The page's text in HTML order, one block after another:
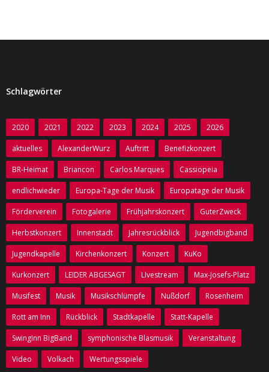
- Vorstand
- Kontakt zu uns
- Mitglied werden
Förderverein
Sponsoren
Backstage
- Ausgabe 1 /Herbst 2014
- Ausgabe 2 /Juli 2015
- Ausgabe 3 /Dezember 2015
- Ausgabe 4 /April 2017
Schlagwörter
2020 2021 2022 2023 2024 2025 2026
aktuelles AlexanderWurz Auftritt Benefizkonzert
BR-Heimat Briancon Carlos Marques Cassiopeia
endlichwieder Europa-Tage der Musik Europatage der Musik
Förderverein Fotogalerie Frühjahrskonzert GuterZweck
Herbstkonzert Innenstadt Jahresrückblick Jugendbigband
Jugendkapelle Kirchenkonzert Konzert KuKo
Kurkonzert LEIDER ABGESAGT LIvestream Max-Josefs-Platz
Musifest Musik Musikschlümpfe Nußdorf Rosenheim
Rott am Inn Rückblick Stadtkapelle Statt-Kapelle
SwingInn BigBand symphonische Blasmusik Veranstaltung
Video Volkach Wertungsspiele